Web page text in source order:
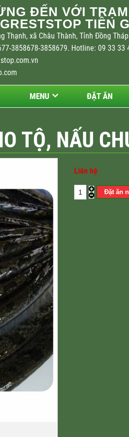
ĐẾN VỚI
TIỀN
Thạnh, xã Châu Thành, Tỉnh Đồng
3858678-3858679. Hotline: 09 33 33
MENU ĐẶT ĂN
TỘ, NẤU
Liên hệ